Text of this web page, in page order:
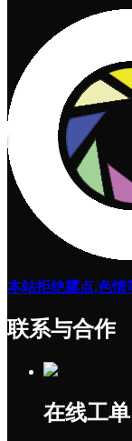
本站拒绝露点,色情
联系与合作
在线工单